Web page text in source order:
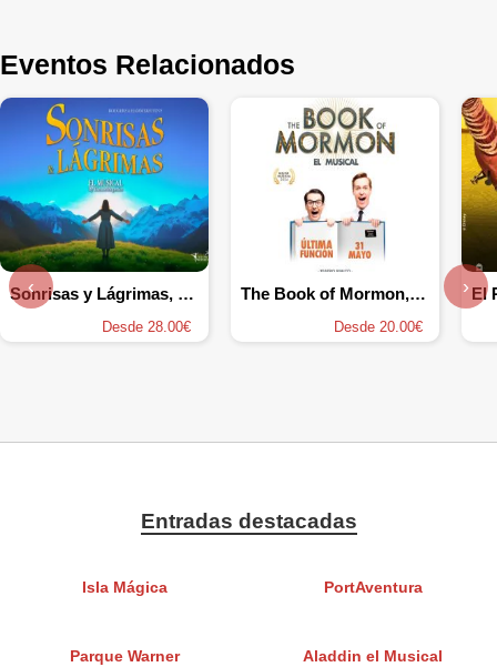
Eventos Relacionados
Sonrisas y Lágrimas, el Musical
Desde 28.00€
The Book of Mormon, el musical
Desde 20.00€
El
‹ ›
Entradas destacadas
Isla Mágica PortAventura
Parque Warner Aladdin el Musical